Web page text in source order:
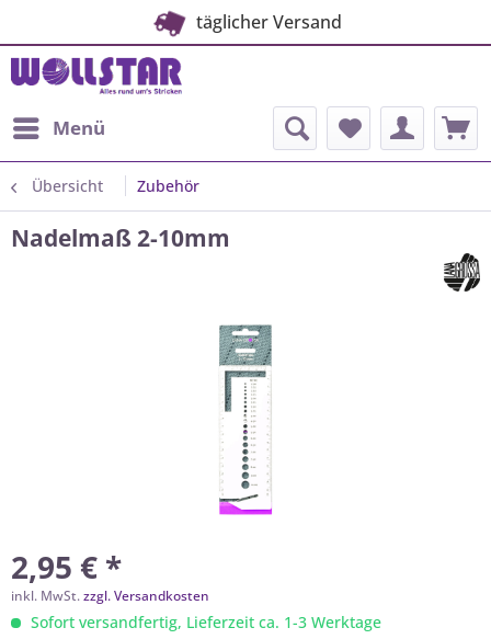
täglicher Versand
Menü
Übersicht Zubehör
Nadelmaß 2-10mm
2,95 € *
inkl. MwSt.zzgl. Versandkosten
Sofort versandfertig, Lieferzeit ca. 1-3 Werktage